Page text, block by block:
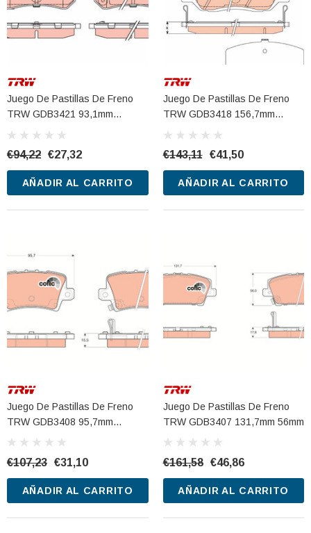
Juego De Pastillas De Freno
TRW GDB3421 93,1mm
€94,22 €27,32
AÑADIR AL CARRITO
Juego De Pastillas De Freno
TRW GDB3418 156,7mm
€143,11 €41,50
AÑADIR AL CARRITO
Juego De Pastillas De Freno
TRW GDB3408 95,7mm
46,5mm
€107,23 €31,10
AÑADIR AL CARRITO
Juego De Pastillas De Freno
TRW GDB3407 131,7mm 56mm
€161,58 €46,86
AÑADIR AL CARRITO